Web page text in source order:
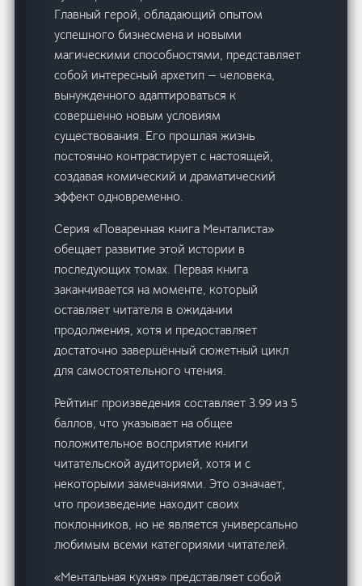
Главный герой, обладающий опытом
успешного бизнесмена и новыми
магическими способностями, представляет
собой интересный архетип — человека,
вынужденного адаптироваться к
совершенно новым условиям
существования. Его прошлая жизнь
постоянно контрастирует с настоящей,
создавая комический и драматический
эффект одновременно.
Серия «Поваренная книга Менталиста»
обещает развитие этой истории в
последующих томах. Первая книга
заканчивается на моменте, который
оставляет читателя в ожидании
продолжения, хотя и предоставляет
достаточно завершённый сюжетный цикл
для самостоятельного чтения.
Рейтинг произведения составляет 3.99 из 5
баллов, что указывает на общее
положительное восприятие книги
читательской аудиторией, хотя и с
некоторыми замечаниями. Это означает,
что произведение находит своих
поклонников, но не является универсально
любимым всеми категориями читателей.
«Ментальная кухня» представляет собой